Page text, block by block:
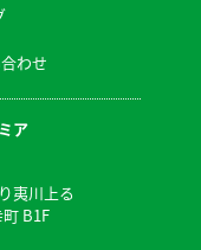
わせ
ア
夷川上る
B1F